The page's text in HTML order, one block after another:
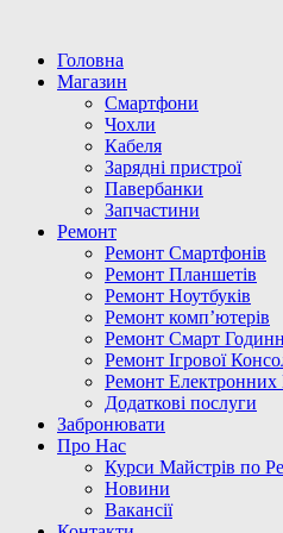
Головна
Магазин
Смартфони
Чохли
Кабеля
Зарядні пристрої
Павербанки
Запчастини
Ремонт
Ремонт Смартфонів
Ремонт Планшетів
Ремонт Ноутбуків
Ремонт комп’ютерів
Ремонт Смарт
Ремонт Ігрової
Ремонт
Додаткові послуги
Забронювати
Про Нас
Курси Майстрів по
Новини
Вакансії